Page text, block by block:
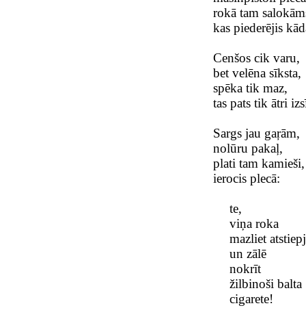
rokā tam
kas piederējis
Cenšos cik varu,
bet velēna sīksta,
spēka tik maz,
tas pats tik ātri
Sargs jau gaŗām,
nolūru pakaļ,
plati tam kamieši,
ierocis plecā:
te,
viņa roka
mazliet
un zālē
nokrīt
žilbinoši balta
cigarete!